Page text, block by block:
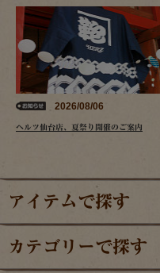
2026/08/06
ヘルツ仙台店、夏祭り開催のご案内
アイテムで探す
カテゴリーで探す